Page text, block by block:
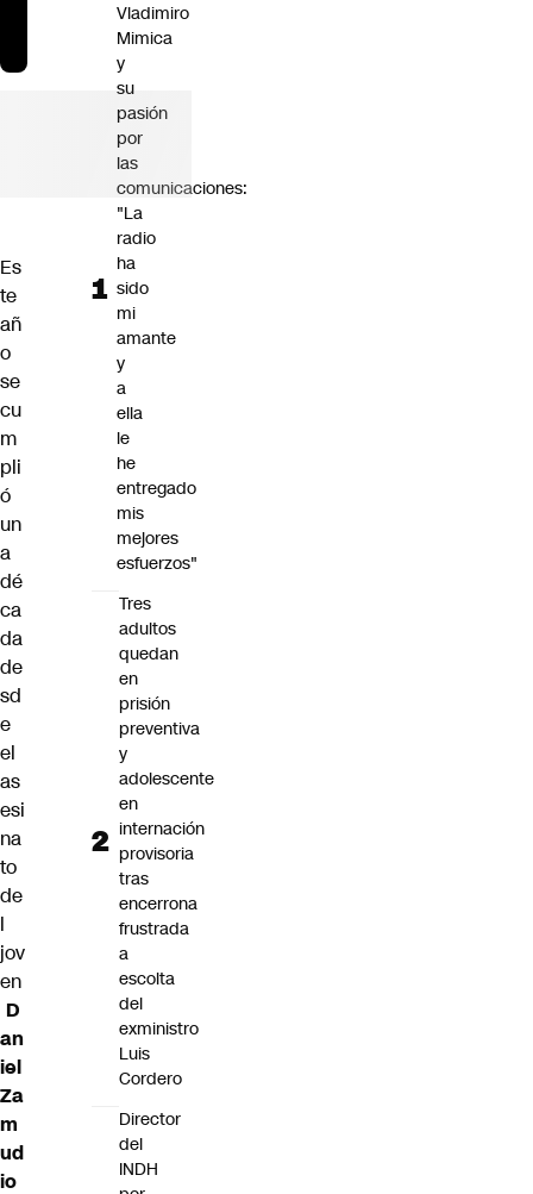
Es
te
añ
o
se
cu
m
pli
ó
un
a
dé
ca
da
de
sd
e
el
as
esi
na
to
de
l
jov
en
D
an
iel
Za
m
ud
io
Vladimiro
Mimica
y
su
pasión
por
las
comunicaciones:
"La
radio
ha
sido
mi
amante
y
a
ella
le
he
entregado
mis
mejores
esfuerzos"
Tres
adultos
quedan
en
prisión
preventiva
y
adolescente
en
internación
provisoria
tras
encerrona
frustrada
a
escolta
del
exministro
Luis
Cordero
Director
del
INDH